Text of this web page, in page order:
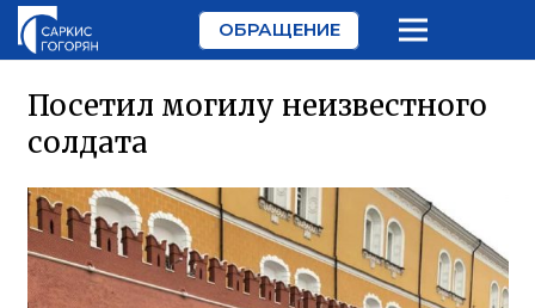
ОБРАЩЕНИЕ
Посетил могилу неизвестного
солдата